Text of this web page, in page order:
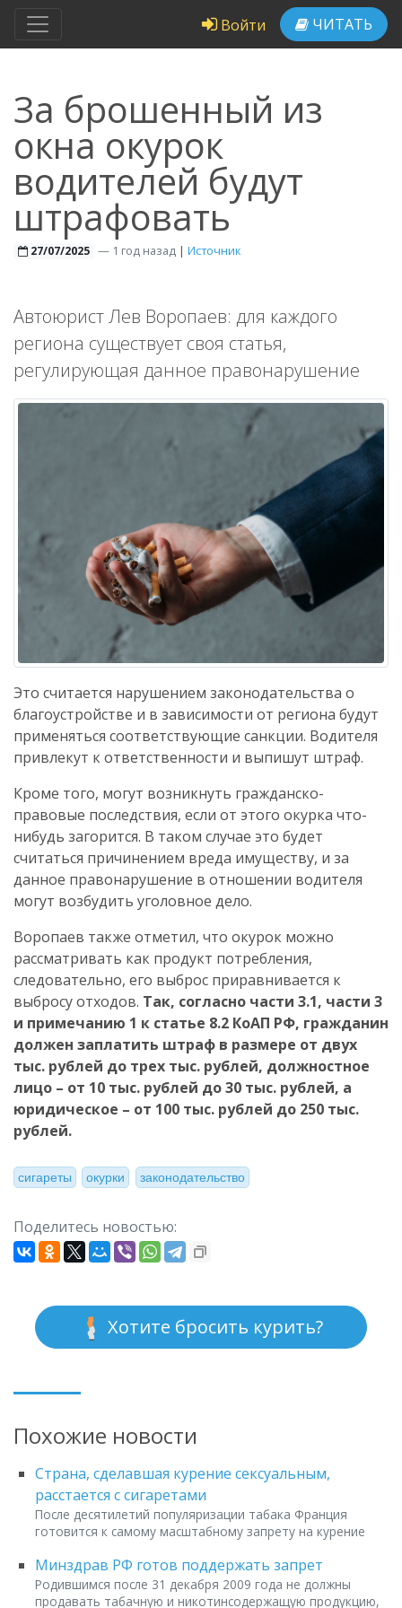
Войти ЧИТАТЬ
За брошенный из
окна окурок
водителей будут
штрафовать
27/07/2025 —1 год назад | Источник
Автоюрист Лев Воропаев: для каждого
региона существует своя статья,
регулирующая данное правонарушение
Это считается нарушением законодательства о
благоустройстве и в зависимости от региона будут
применяться соответствующие санкции. Водителя
привлекут к ответственности и выпишут штраф.
Кроме того, могут возникнуть гражданско-
правовые последствия, если от этого окурка что-
нибудь загорится. В таком случае это будет
считаться причинением вреда имуществу, и за
данное правонарушение в отношении водителя
могут возбудить уголовное дело.
Воропаев также отметил, что окурок можно
рассматривать как продукт потребления,
следовательно, его выброс приравнивается к
выбросу отходов. Так, согласно части 3.1, части 3
и примечанию 1 к статье 8.2 КоАП РФ, гражданин
должен заплатить штраф в размере от двух
тыс. рублей до трех тыс. рублей, должностное
лицо – от 10 тыс. рублей до 30 тыс. рублей, а
юридическое – от 100 тыс. рублей до 250 тыс.
рублей.
сигареты окурки законодательство
Поделитесь новостью:
Хотите бросить курить?
Похожие новости
Страна, сделавшая курение сексуальным,
расстается с сигаретами
После десятилетий популяризации табака Франция
готовится к самому масштабному запрету на курение
Минздрав РФ готов поддержать запрет
Родившимся после 31 декабря 2009 года не должны
продавать табачную и никотинсодержащую продукцию,